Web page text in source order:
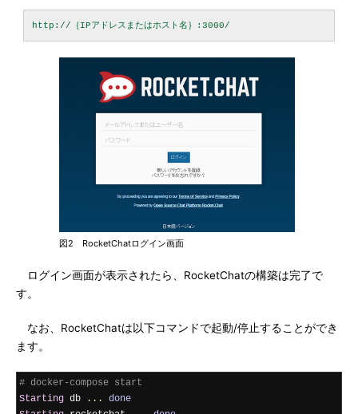
図2 RocketChatログイン画面
ログイン画面が表示されたら、RocketChatの構築は完了で
す。
なお、RocketChatは以下コマンドで起動/停止することができ
ます。
# docker-compose start
Starting db ...
done